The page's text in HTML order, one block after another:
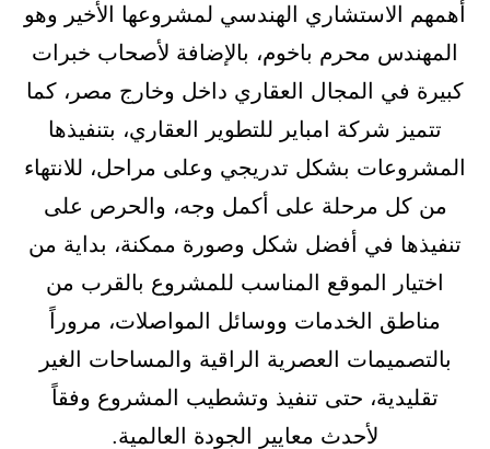
أهمهم الاستشاري الهندسي لمشروعها الأخير وهو
المهندس محرم باخوم، بالإضافة لأصحاب خبرات
كبيرة في المجال العقاري داخل وخارج مصر، كما
تتميز شركة امباير للتطوير العقاري، بتنفيذها
المشروعات بشكل تدريجي وعلى مراحل، للانتهاء
من كل مرحلة على أكمل وجه، والحرص على
تنفيذها في أفضل شكل وصورة ممكنة، بداية من
اختيار الموقع المناسب للمشروع بالقرب من
مناطق الخدمات ووسائل المواصلات، مروراً
بالتصميمات العصرية الراقية والمساحات الغير
تقليدية، حتى تنفيذ وتشطيب المشروع وفقاً
لأحدث معايير الجودة العالمية.